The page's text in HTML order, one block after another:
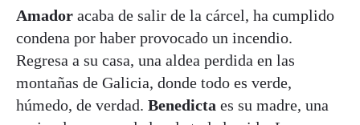
Amador acaba de salir de la cárcel, ha cumplido
condena por haber provocado un incendio.
Regresa a su casa, una aldea perdida en las
montañas de Galicia, donde todo es verde,
húmedo, de verdad. Benedicta es su madre, una